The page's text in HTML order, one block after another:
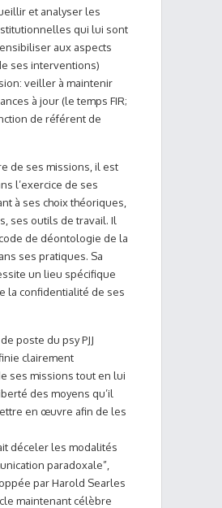
et analyser les
qui lui sont
aux aspects
ses interventions)
veiller à maintenir
à jour (le temps FIR;
de référent de
de ses missions, il est
l’exercice de ses
à ses choix théoriques,
ses outils de travail. Il
de déontologie de la
ses pratiques. Sa
un lieu spécifique
la confidentialité de ses
poste du psy PJJ
clairement
ses missions tout en lui
des moyens qu’il
en œuvre afin de les
déceler les modalités
paradoxale”,
par Harold Searles
maintenant célèbre